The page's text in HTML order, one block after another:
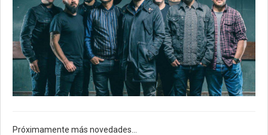
Próximamente más novedades...